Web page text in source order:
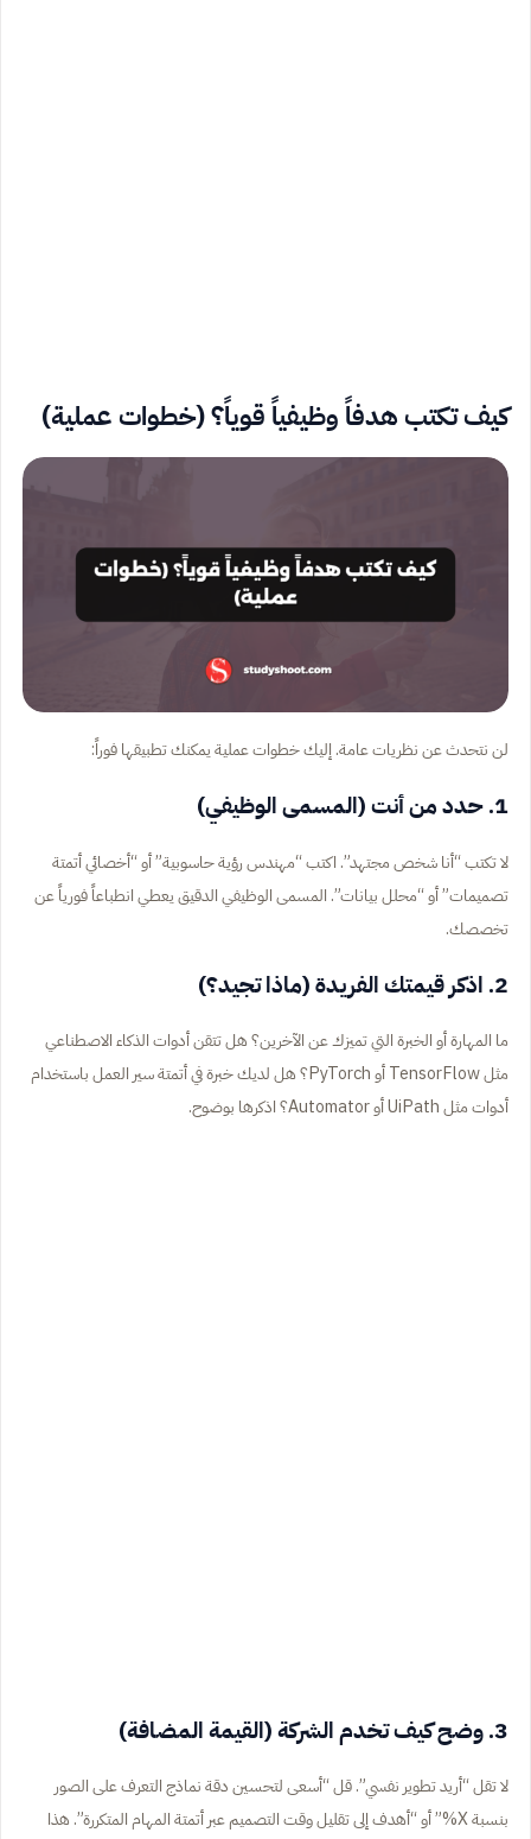
كيف تكتب هدفاً وظيفياً قوياً؟ (خطوات عملية)
لن نتحدث عن نظريات عامة. إليك خطوات عملية يمكنك تطبيقها فوراً:
1. حدد من أنت (المسمى الوظيفي)
لا تكتب “أنا شخص مجتهد”. اكتب “مهندس رؤية حاسوبية” أو “أخصائي أتمتة
تصميمات” أو “محلل بيانات”. المسمى الوظيفي الدقيق يعطي انطباعاً فورياً عن
تخصصك.
2. اذكر قيمتك الفريدة (ماذا تجيد؟)
ما المهارة أو الخبرة التي تميزك عن الآخرين؟ هل تتقن أدوات الذكاء الاصطناعي
مثل TensorFlow أو PyTorch؟ هل لديك خبرة في أتمتة سير العمل باستخدام
أدوات مثل UiPath أو Automator؟ اذكرها بوضوح.
3. وضح كيف تخدم الشركة (القيمة المضافة)
لا تقل “أريد تطوير نفسي”. قل “أسعى لتحسين دقة نماذج التعرف على الصور
بنسبة X%” أو “أهدف إلى تقليل وقت التصميم عبر أتمتة المهام المتكررة”. هذا